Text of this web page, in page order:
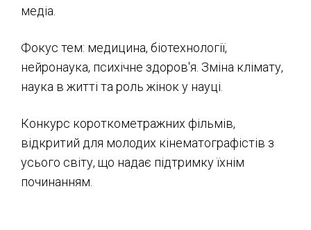
медіа.
Фокус тем: медицина, біотехнології,
нейронаука, психічне здоров'я. Зміна клімату,
наука в житті та роль жінок у науці.
Конкурс короткометражних фільмів,
відкритий для молодих кінематографістів з
усього світу, що надає підтримку їхнім
починанням.